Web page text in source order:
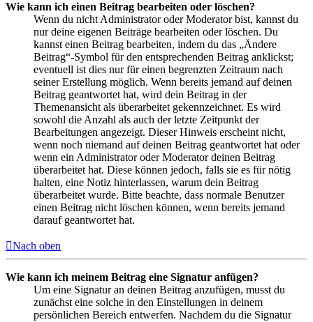
Wie kann ich einen Beitrag bearbeiten oder löschen?
Wenn du nicht Administrator oder Moderator bist, kannst du
nur deine eigenen Beiträge bearbeiten oder löschen. Du
kannst einen Beitrag bearbeiten, indem du das „Ändere
Beitrag“-Symbol für den entsprechenden Beitrag anklickst;
eventuell ist dies nur für einen begrenzten Zeitraum nach
seiner Erstellung möglich. Wenn bereits jemand auf deinen
Beitrag geantwortet hat, wird dein Beitrag in der
Themenansicht als überarbeitet gekennzeichnet. Es wird
sowohl die Anzahl als auch der letzte Zeitpunkt der
Bearbeitungen angezeigt. Dieser Hinweis erscheint nicht,
wenn noch niemand auf deinen Beitrag geantwortet hat oder
wenn ein Administrator oder Moderator deinen Beitrag
überarbeitet hat. Diese können jedoch, falls sie es für nötig
halten, eine Notiz hinterlassen, warum dein Beitrag
überarbeitet wurde. Bitte beachte, dass normale Benutzer
einen Beitrag nicht löschen können, wenn bereits jemand
darauf geantwortet hat.
Nach oben
Wie kann ich meinem Beitrag eine Signatur anfügen?
Um eine Signatur an deinen Beitrag anzufügen, musst du
zunächst eine solche in den Einstellungen in deinem
persönlichen Bereich entwerfen. Nachdem du die Signatur